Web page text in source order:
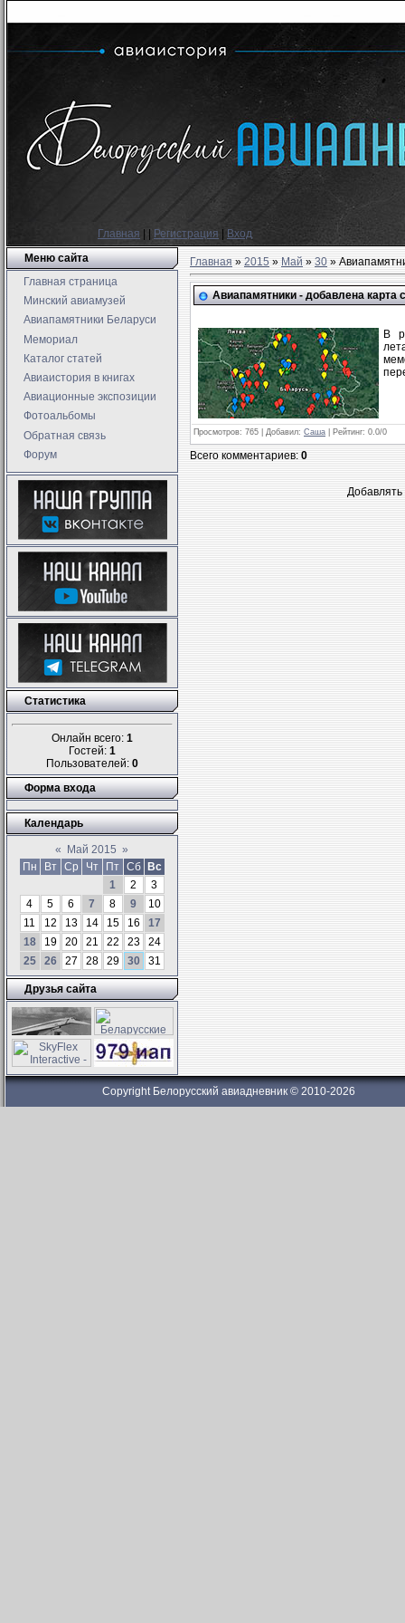
Главная Регистрация
Вход
Меню сайта
Главная страница
Минский авиамузей
Авиапамятники Беларуси
Мемориал
Каталог статей
Авиаистория в книгах
Авиационные экспозиции
Фотоальбомы
Обратная связь
Форум
Статистика
Онлайн всего: 1
Гостей: 1
Пользователей: 0
Форма входа
Календарь
« Май 2015 »
Пн
Вт Ср Чт Пт Сб
Вс
1
2
3
4
5 6 7 8 9
10
11
12 13 14 15 16
17
18
19 20 21 22 23
24
25
26 27 28 29 30 31
Друзья сайта
Главная»2015 » Май » 30»
Авиапамятники - добавлена
В
Просмотров: 765 | Добавил: Саша Рейтинг: 0.0/0
Всего комментариев:0
Добавлять
Copyright Белорусский авиадневник © 2010-2026